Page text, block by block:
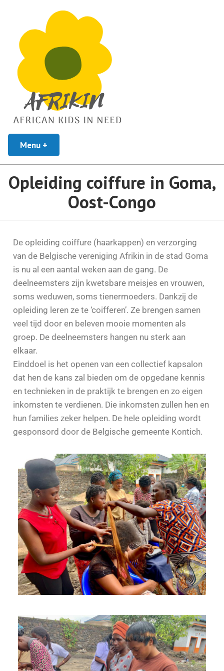
Afrikin
Menu +
Opleiding coiffure in Goma,
Oost-Congo
De opleiding coiffure (haarkappen) en verzorging
van de Belgische vereniging Afrikin in de stad Goma
is nu al een aantal weken aan de gang. De
deelneemsters zijn kwetsbare meisjes en vrouwen,
soms weduwen, soms tienermoeders. Dankzij de
opleiding leren ze te ‘coifferen’. Ze brengen samen
veel tijd door en beleven mooie momenten als
groep. De deelneemsters hangen nu sterk aan
elkaar.
Einddoel is het openen van een collectief kapsalon
dat hen de kans zal bieden om de opgedane kennis
en technieken in de praktijk te brengen en zo eigen
inkomsten te verdienen. Die inkomsten zullen hen en
hun families zeker helpen. De hele opleiding wordt
gesponsord door de Belgische gemeente Kontich.